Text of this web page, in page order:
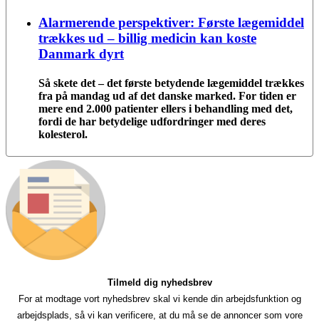
Alarmerende perspektiver: Første lægemiddel
trækkes ud – billig medicin kan koste
Danmark dyrt
Så skete det – det første betydende lægemiddel trækkes
fra på mandag ud af det danske marked. For tiden er
mere end 2.000 patienter ellers i behandling med det,
fordi de har betydelige udfordringer med deres
kolesterol.
Tilmeld dig nyhedsbrev
For at modtage vort nyhedsbrev skal vi kende din arbejdsfunktion og
arbejdsplads, så vi kan verificere, at du må se de annoncer som vore